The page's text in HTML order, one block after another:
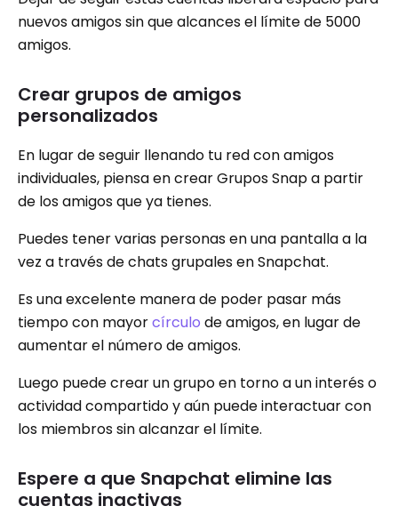
nuevos amigos sin que alcances el límite de 5000
amigos.
Crear grupos de amigos
personalizados
En lugar de seguir llenando tu red con amigos
individuales, piensa en crear Grupos Snap a partir
de los amigos que ya tienes.
Puedes tener varias personas en una pantalla a la
vez a través de chats grupales en Snapchat.
Es una excelente manera de poder pasar más
tiempo con mayorcírculo de amigos, en lugar de
aumentar el número de amigos.
Luego puede crear un grupo en torno a un interés o
actividad compartido y aún puede interactuar con
los miembros sin alcanzar el límite.
Espere a que Snapchat elimine las
cuentas inactivas